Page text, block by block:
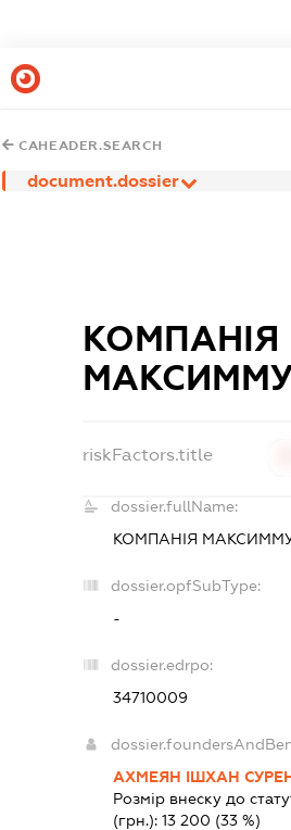
CAHEADER.SEARCH
document.dossier
КОМПАНІЯ
riskFactors.title
dossier.fullName:
КОМПАНІЯ
dossier.opfSubType:
-
dossier.edrpo:
34710009
АХМЕЯН ІШХАН
Розмір внеску до
(грн.):13 200 (33 %)